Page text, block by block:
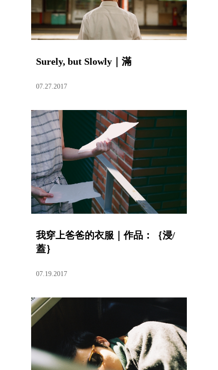
Surely, but Slowly｜滿
07.27.2017
我穿上爸爸的衣服｜作品：｛浸/
蓋｝
07.19.2017